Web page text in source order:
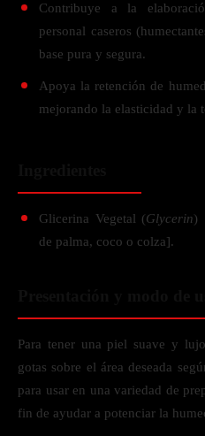
Contribuye a la
personal caseros
base pura y segura.
Apoya la retención de
mejorando la elasticidad y la
Glicerina Vegetal (Glycerin)
de palma, coco o colza].
Para tener una piel suave y
gotas sobre el área deseada
para usar en una variedad de
fin de ayudar a potenciar la